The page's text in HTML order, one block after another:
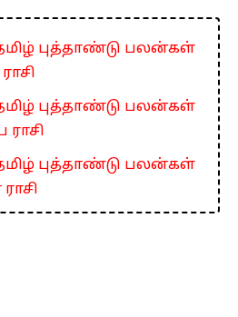
புத்தாண்டு பலன்கள்
புத்தாண்டு பலன்கள்
ராசி
புத்தாண்டு பலன்கள்